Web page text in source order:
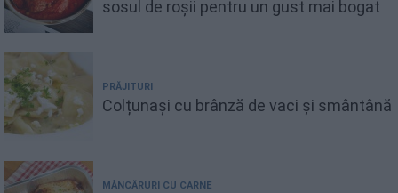
sosul de roșii pentru un gust mai bogat
PRĂJITURI
Colțunași cu brânză de vaci și smântână
MÂNCĂRURI CU CARNE